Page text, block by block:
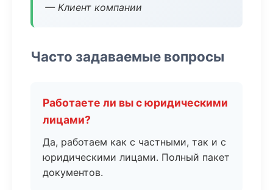
— Клиент компании
Часто задаваемые вопросы
Работаете ли вы с юридическими
лицами?
Да, работаем как с частными, так и с
юридическими лицами. Полный пакет
документов.